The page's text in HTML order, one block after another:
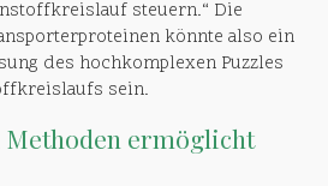
steuern.“ Die
könnte also ein
des hochkomplexen Puzzles
sein.
ermöglicht